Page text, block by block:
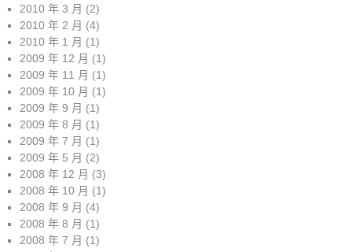
2010 年 3 月 (2)
2010 年 2 月 (4)
2010 年 1 月 (1)
2009 年 12 月 (1)
2009 年 11 月 (1)
2009 年 10 月 (1)
2009 年 9 月 (1)
2009 年 8 月 (1)
2009 年 7 月 (1)
2009 年 5 月 (2)
2008 年 12 月 (3)
2008 年 10 月 (1)
2008 年 9 月 (4)
2008 年 8 月 (1)
2008 年 7 月 (1)